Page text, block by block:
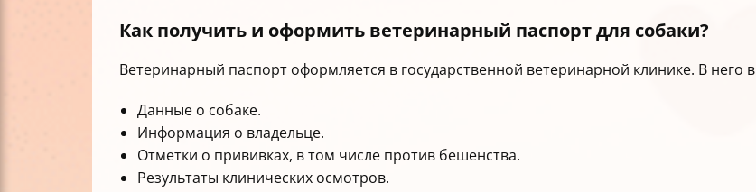
Как получить и оформить ветеринарный паспорт для собаки?
Ветеринарный паспорт оформляется в государственной ветеринарной клинике. В него
Данные о собаке.
Информация о владельце.
Отметки о прививках, в том числе против бешенства.
Результаты клинических осмотров.